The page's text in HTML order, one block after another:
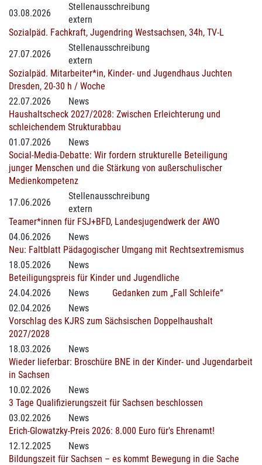
03.08.2026
Stellenausschreibung
extern
Sozialpäd. Fachkraft, Jugendring Westsachsen, 34h, TV-L
27.07.2026
Stellenausschreibung
extern
Sozialpäd. Mitarbeiter*in, Kinder- und Jugendhaus Juchten
Dresden, 20-30 h / Woche
22.07.2026
News
Haushaltscheck 2027/2028: Zwischen Erleichterung und
schleichendem Strukturabbau
01.07.2026
News
Social-Media-Debatte: Wir fordern strukturelle Beteiligung
junger Menschen und die Stärkung von außerschulischer
Medienkompetenz
17.06.2026
Stellenausschreibung
extern
Teamer*innen für FSJ+BFD, Landesjugendwerk der AWO
04.06.2026
News
Neu: Faltblatt Pädagogischer Umgang mit Rechtsextremismus
18.05.2026
News
Beteiligungspreis für Kinder und Jugendliche
24.04.2026
News
Gedanken zum „Fall Schleife“
02.04.2026
News
Vorschlag des KJRS zum Sächsischen Doppelhaushalt
2027/2028
18.03.2026
News
Wieder lieferbar: Broschüre BNE in der Kinder- und Jugendarbeit
in Sachsen
10.02.2026
News
3 Tage Qualifizierungszeit für Sachsen beschlossen
03.02.2026
News
Erich-Glowatzky-Preis 2026: 8.000 Euro für's Ehrenamt!
12.12.2025
News
Bildungszeit für Sachsen – es kommt Bewegung in die Sache